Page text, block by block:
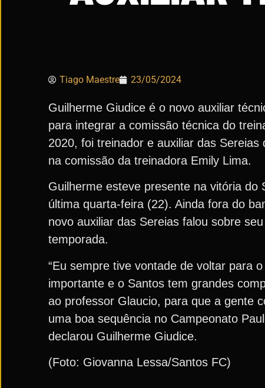
Tiago Maestre 23/05/2024
Guilherme Giudice é o novo auxiliar
para integrar a comissão técnica do
2020, foi treinador e auxiliar das
na comissão da treinadora Emily Lima.
Guilherme esteve presente na vitória
última quarta-feira (22). Ainda fora do
novo auxiliar das Sereias falou sobre
temporada.
“Eu sempre tive vontade de voltar para
importante e o Santos tem grandes
ao professor Glaucio, para que a gente
uma boa sequência no Campeonato
declarou Guilherme Giudice.
(Foto: Giovanna Lessa/Santos FC)